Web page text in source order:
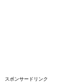
スポンサードリンク